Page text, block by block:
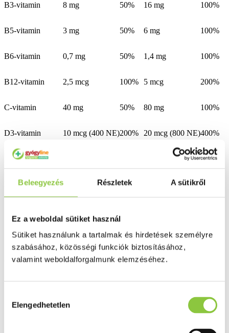
Beleegyezés Részletek A sütikről
Ez a weboldal sütiket használ
Sütiket használunk a tartalmak és hirdetések személyre
szabásához, közösségi funkciók biztosításához,
valamint weboldalforgalmunk elemzéséhez.
kiválasztása
Elengedhetetlen
B3-vitamin 8 mg 50% 16 mg 100%
B5-vitamin 3 mg 50% 6 mg 100%
B6-vitamin 0,7 mg 50% 1,4 mg 100%
B12-vitamin 2,5 mcg 100% 5 mcg 200%
C-vitamin 40 mg 50% 80 mg 100%
D3-vitamin 10 mcg (400 NE)200% 20 mcg (800 NE)400%
E-vitamin 100%
Folsav (metilfolát)100 mcg 50% 200 mcg 100%
K2-vitamin 12,5 mcg 17% 25 mcg 34%
Cink 5 mg 50% 10 mg
100%